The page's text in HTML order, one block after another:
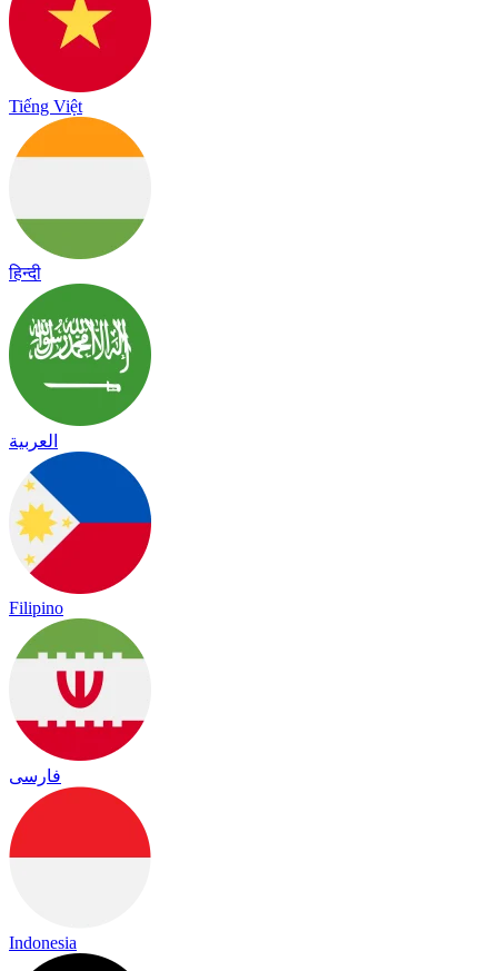
Tiếng Việt
हिन्दी
العربية
Filipino
فارسی
Indonesia